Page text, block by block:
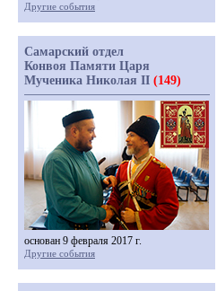
Другие события
Самарский отдел
Конвоя Памяти Царя
Мученика Николая II (149)
основан 9 февраля 2017 г.
Другие события